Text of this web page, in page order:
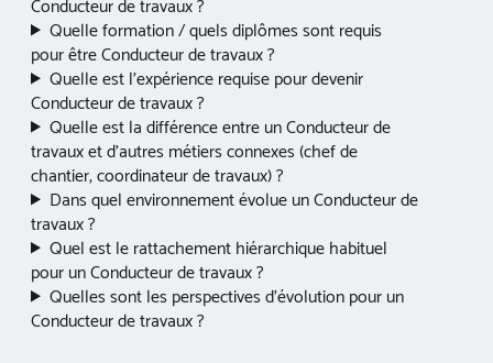
Conducteur de travaux ?
Quelle formation / quels diplômes sont requis
pour être Conducteur de travaux ?
Quelle est l’expérience requise pour devenir
Conducteur de travaux ?
Quelle est la différence entre un Conducteur de
travaux et d’autres métiers connexes (chef de
chantier, coordinateur de travaux) ?
Dans quel environnement évolue un Conducteur de
travaux ?
Quel est le rattachement hiérarchique habituel
pour un Conducteur de travaux ?
Quelles sont les perspectives d’évolution pour un
Conducteur de travaux ?